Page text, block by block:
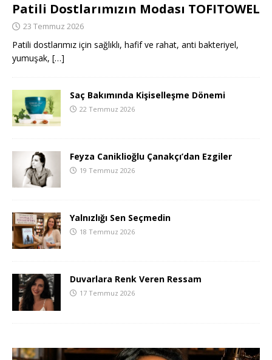
Patili Dostlarımızın Modası TOFITOWEL
23 Temmuz 2026
Patili dostlarımız için sağlıklı, hafif ve rahat, anti bakteriyel,
yumuşak, […]
Saç Bakımında Kişiselleşme Dönemi
22 Temmuz 2026
Feyza Caniklioğlu Çanakçı’dan Ezgiler
19 Temmuz 2026
Yalnızlığı Sen Seçmedin
18 Temmuz 2026
Duvarlara Renk Veren Ressam
17 Temmuz 2026